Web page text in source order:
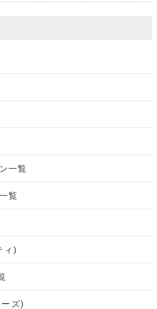
一覧
覧
ィ)
ズ)